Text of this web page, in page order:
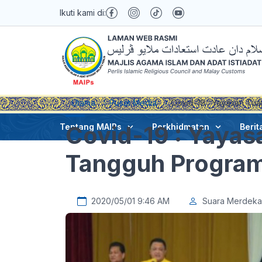
Ikuti kami di:
Tentang MAIPs Perkhidmatan
Utama Pusat Media Covid-19 : Yayasan
Covid-19 :
Tangguh
2020/05/01 9:46 AM Suara Merdeka